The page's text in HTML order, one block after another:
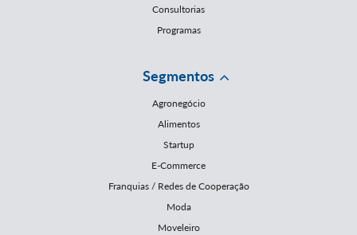
Consultorias
Programas
Segmentos
Agronegócio
Alimentos
Startup
E-Commerce
Franquias / Redes de Cooperação
Moda
Moveleiro